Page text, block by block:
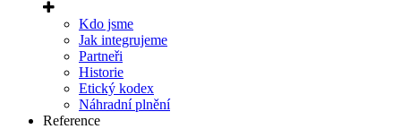
Kdo jsme
Jak integrujeme
Partneři
Historie
Etický kodex
Náhradní plnění
Reference